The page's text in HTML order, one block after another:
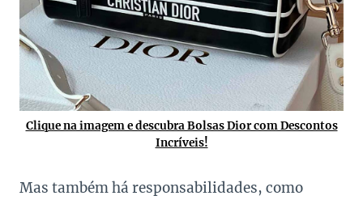
Clique na imagem e descubra Bolsas Dior com Descontos
Incríveis!
Mas também há responsabilidades, como